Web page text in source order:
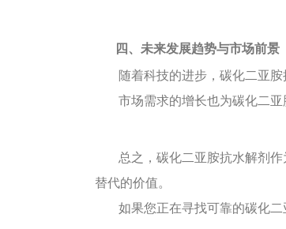
四、未来发展趋势与市场前景
随着科技的进步，碳化二亚
市场需求的增长也为碳化二
总之，碳化二亚胺抗水解剂
替代的价值。
如果您正在寻找可靠的碳化